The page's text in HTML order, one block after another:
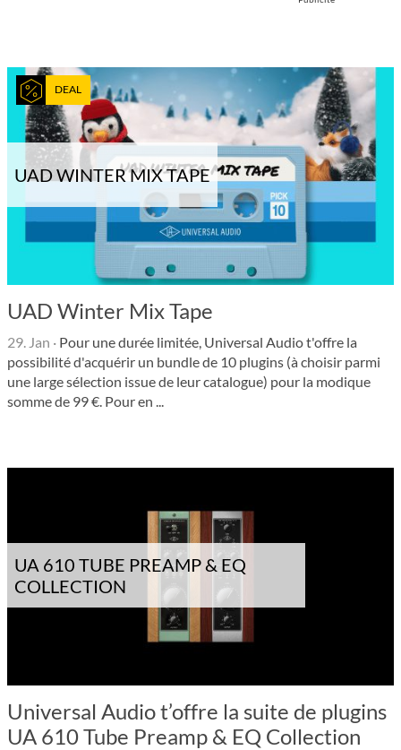
UAD WINTER MIX TAPE
DEAL
UAD Winter Mix Tape
29. Jan · Pour une durée limitée, Universal Audio t'offre la
possibilité d'acquérir un bundle de 10 plugins (à choisir parmi
une large sélection issue de leur catalogue) pour la modique
somme de 99 €. Pour en ...
UA 610 TUBE PREAMP & EQ
COLLECTION
Universal Audio t’offre la suite de plugins
UA 610 Tube Preamp & EQ Collection